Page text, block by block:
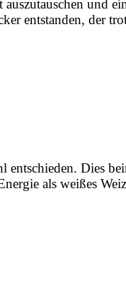
und
entstanden, der
Dies
als weißes